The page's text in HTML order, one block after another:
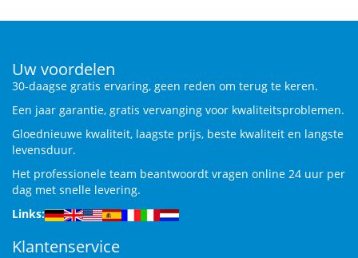
Uw voordelen
30-daagse gratis ervaring, geen reden om terug te keren.
Een jaar garantie, gratis vervanging voor kwaliteitsproblemen.
Gloednieuwe kwaliteit, laagste prijs, beste kwaliteit en langste
levensduur.
Het professionele team beantwoordt vragen online 24 uur per
dag met snelle levering.
Links:
Klantenservice